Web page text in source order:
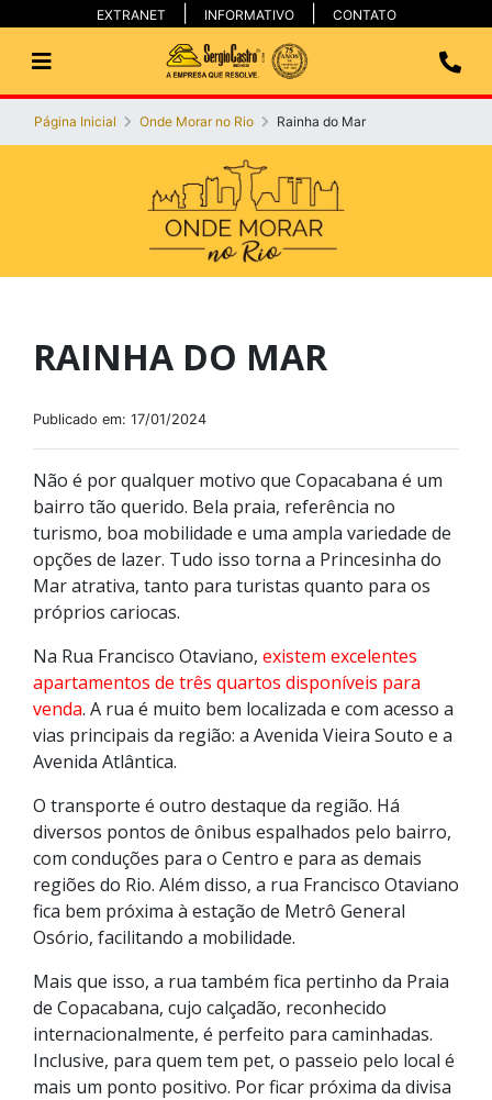
EXTRANET INFORMATIVO CONTATO
Página Inicial Onde Morar no Rio Rainha do Mar
RAINHA DO MAR
Publicado em: 17/01/2024
Não é por qualquer motivo que Copacabana é um
bairro tão querido. Bela praia, referência no
turismo, boa mobilidade e uma ampla variedade de
opções de lazer. Tudo isso torna a Princesinha do
Mar atrativa, tanto para turistas quanto para os
próprios cariocas.
Na Rua Francisco Otaviano, existem excelentes
apartamentos de três quartos disponíveis para
venda. A rua é muito bem localizada e com acesso a
vias principais da região: a Avenida Vieira Souto e a
Avenida Atlântica.
O transporte é outro destaque da região. Há
diversos pontos de ônibus espalhados pelo bairro,
com conduções para o Centro e para as demais
regiões do Rio. Além disso, a rua Francisco Otaviano
fica bem próxima à estação de Metrô General
Osório, facilitando a mobilidade.
Mais que isso, a rua também fica pertinho da Praia
de Copacabana, cujo calçadão, reconhecido
internacionalmente, é perfeito para caminhadas.
Inclusive, para quem tem pet, o passeio pelo local é
mais um ponto positivo. Por ficar próxima da divisa